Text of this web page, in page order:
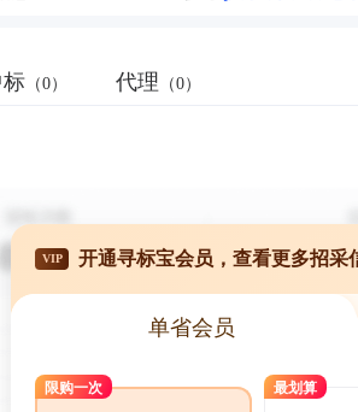
标 （0） 代理 （0）
VIP 开通寻标宝会员，查看更多招采
单省会员
限购一次 最划算